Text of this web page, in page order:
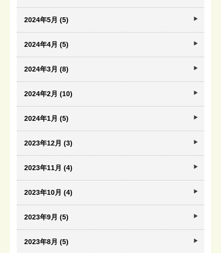
2024年5月 (5)
2024年4月 (5)
2024年3月 (8)
2024年2月 (10)
2024年1月 (5)
2023年12月 (3)
2023年11月 (4)
2023年10月 (4)
2023年9月 (5)
2023年8月 (5)